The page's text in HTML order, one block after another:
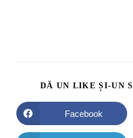
DĂ UN LIKE ȘI-UN
Facebook